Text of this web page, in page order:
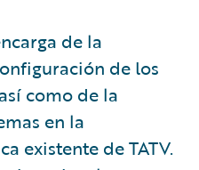
de la
de los
como de la
en la
existente de TATV.